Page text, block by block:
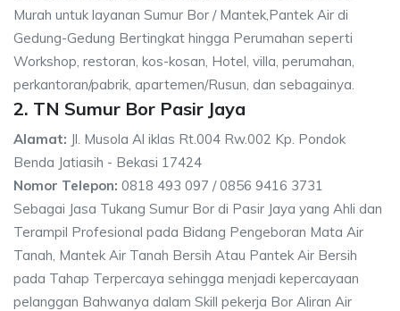
Murah untuk layanan Sumur Bor / Mantek,Pantek Air di
Gedung-Gedung Bertingkat hingga Perumahan seperti
Workshop, restoran, kos-kosan, Hotel, villa, perumahan,
perkantoran/pabrik, apartemen/Rusun, dan sebagainya.
2. TN Sumur Bor Pasir Jaya
Alamat: Jl. Musola Al iklas Rt.004 Rw.002 Kp. Pondok
Benda Jatiasih - Bekasi 17424
Nomor Telepon: 0818 493 097 / 0856 9416 3731
Sebagai Jasa Tukang Sumur Bor di Pasir Jaya yang Ahli dan
Terampil Profesional pada Bidang Pengeboran Mata Air
Tanah, Mantek Air Tanah Bersih Atau Pantek Air Bersih
pada Tahap Terpercaya sehingga menjadi kepercayaan
pelanggan Bahwanya dalam Skill pekerja Bor Aliran Air